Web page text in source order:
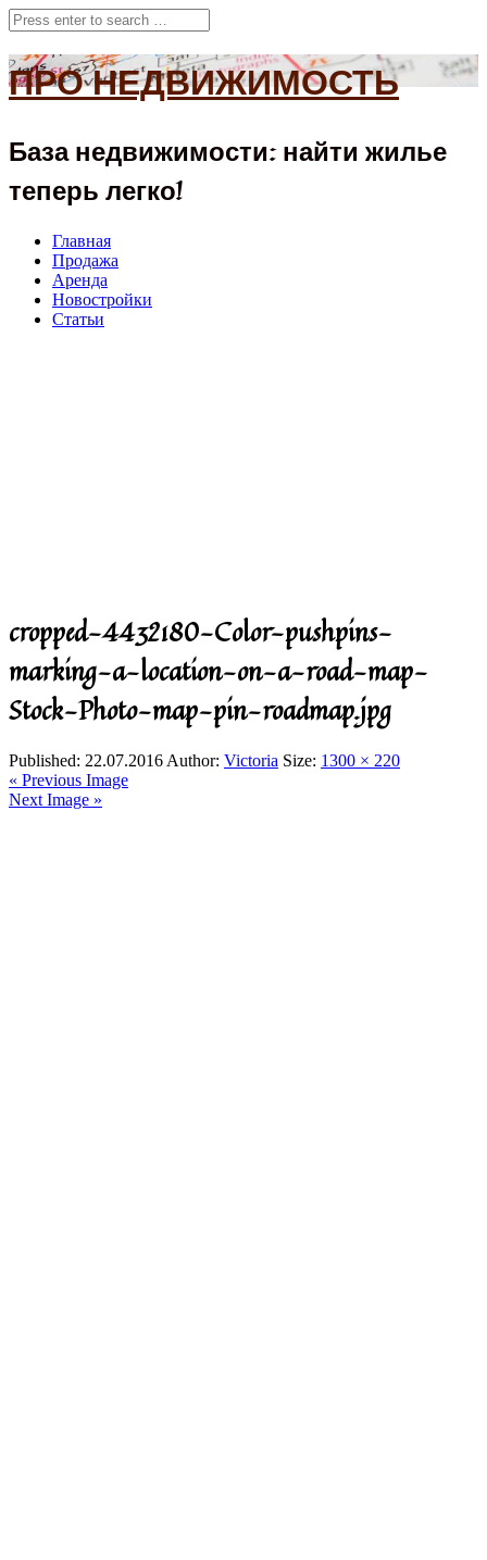
ПРО НЕДВИЖИМОСТЬ
База недвижимости: найти жилье
теперь легко!
Главная
Продажа
Аренда
Новостройки
Статьи
cropped-4432180-Color-pushpins-
marking-a-location-on-a-road-map-
Stock-Photo-map-pin-roadmap.jpg
Published: 22.07.2016 Author: Victoria Size: 1300 × 220
« Previous Image
Next Image »